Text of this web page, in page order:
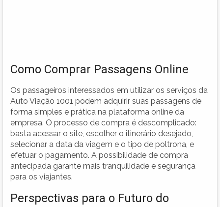
Como Comprar Passagens Online
Os passageiros interessados em utilizar os serviços da
Auto Viação 1001 podem adquirir suas passagens de
forma simples e prática na plataforma online da
empresa. O processo de compra é descomplicado:
basta acessar o site, escolher o itinerário desejado,
selecionar a data da viagem e o tipo de poltrona, e
efetuar o pagamento. A possibilidade de compra
antecipada garante mais tranquilidade e segurança
para os viajantes.
Perspectivas para o Futuro do